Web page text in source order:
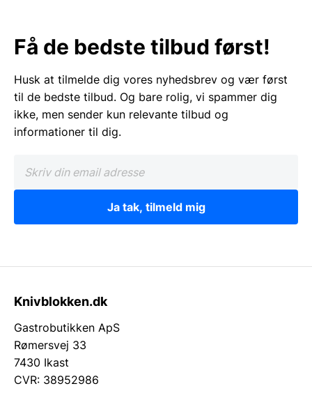
Få de bedste tilbud først!
Husk at tilmelde dig vores nyhedsbrev og vær først
til de bedste tilbud. Og bare rolig, vi spammer dig
ikke, men sender kun relevante tilbud og
informationer til dig.
Ja tak, tilmeld mig
Knivblokken.dk
Gastrobutikken ApS
Rømersvej 33
7430 Ikast
CVR: 38952986